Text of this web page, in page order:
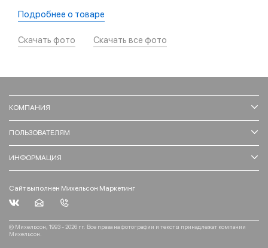
Подробнее о товаре
Скачать фото Скачать все фото
КОМПАНИЯ
ПОЛЬЗОВАТЕЛЯМ
ИНФОРМАЦИЯ
Сайт выполнен Михельсон Маркетинг
© Михельсон, 1993 - 2026 гг. Все права на фотографии и тексты принадлежат компании
Михельсон.